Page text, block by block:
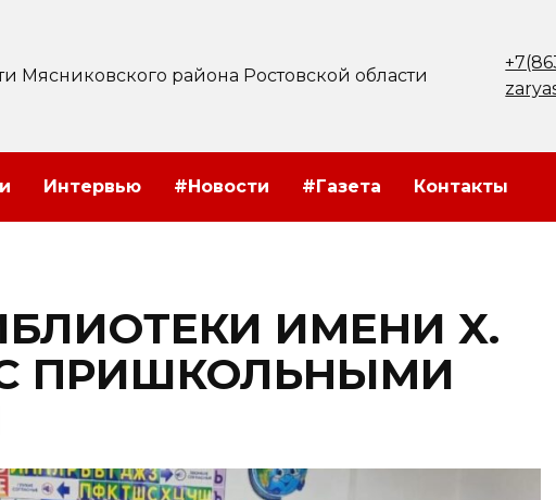
Мясниковского района Ростовской области
Интервью #Новости #Газета Контакты
ИМЕНИ X.
ПРИШКОЛЬНЫМИ